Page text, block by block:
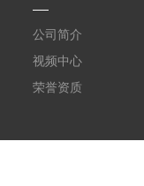
公司简介
视频中心
荣誉资质